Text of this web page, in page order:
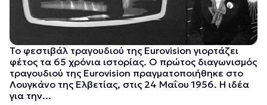
Το φεστιβάλ τραγουδιού της Eurovision γιορτάζει
φέτος τα 65 χρόνια ιστορίας. Ο πρώτος διαγωνισμός
τραγουδιού της Eurovision πραγματοποιήθηκε στο
Λουγκάνο της Ελβετίας, στις 24 Μαΐου 1956. Η ιδέα
για την...